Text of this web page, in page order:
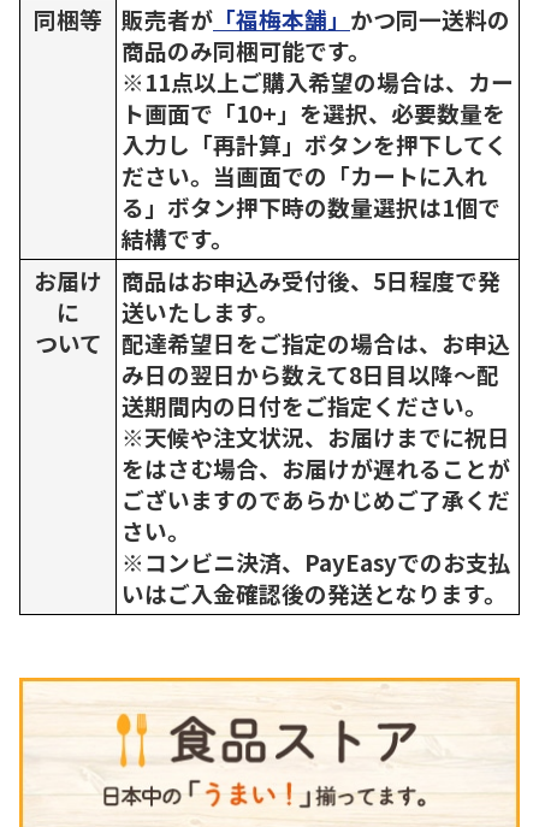
同梱等
販売者が 「福梅本舗」 かつ同一送料の
商品のみ同梱可能です。
※11点以上ご購入希望の場合は、カー
ト画面で「10+」を選択、必要数量を
入力し「再計算」ボタンを押下してく
ださい。当画面での「カートに入れ
る」ボタン押下時の数量選択は1個で
結構です。
お届け
に
ついて
商品はお申込み受付後、5日程度で発
送いたします。
配達希望日をご指定の場合は、お申込
み日の翌日から数えて8日目以降～配
送期間内の日付をご指定ください。
※天候や注文状況、お届けまでに祝日
をはさむ場合、お届けが遅れることが
ございますのであらかじめご了承くだ
さい。
※コンビニ決済、PayEasyでのお支払
いはご入金確認後の発送となります。